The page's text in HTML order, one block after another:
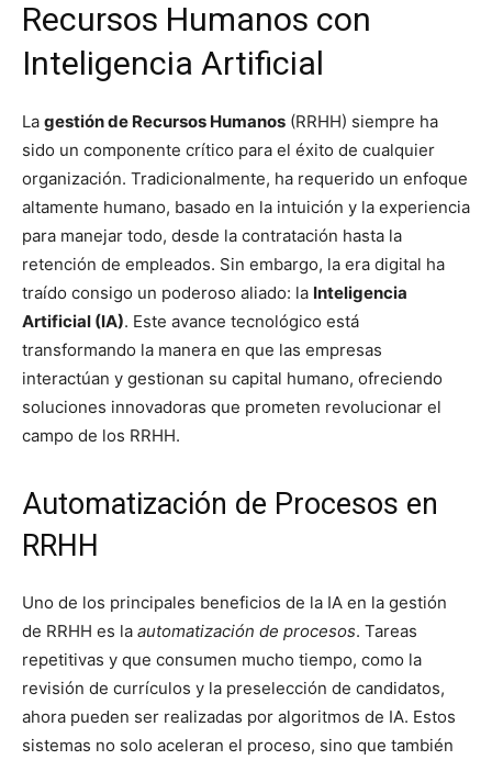
Recursos Humanos con
Inteligencia Artificial
La gestión de Recursos Humanos (RRHH) siempre ha
sido un componente crítico para el éxito de cualquier
organización. Tradicionalmente, ha requerido un enfoque
altamente humano, basado en la intuición y la experiencia
para manejar todo, desde la contratación hasta la
retención de empleados. Sin embargo, la era digital ha
traído consigo un poderoso aliado: la Inteligencia
Artificial (IA). Este avance tecnológico está
transformando la manera en que las empresas
interactúan y gestionan su capital humano, ofreciendo
soluciones innovadoras que prometen revolucionar el
campo de los RRHH.
Automatización de Procesos en
RRHH
Uno de los principales beneficios de la IA en la gestión
de RRHH es la automatización de procesos. Tareas
repetitivas y que consumen mucho tiempo, como la
revisión de currículos y la preselección de candidatos,
ahora pueden ser realizadas por algoritmos de IA. Estos
sistemas no solo aceleran el proceso, sino que también